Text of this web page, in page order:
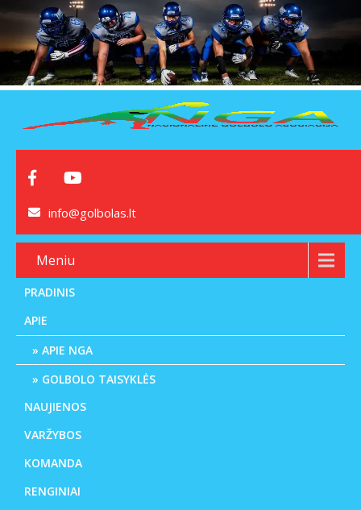
info@golbolas.lt
Meniu
PRADINIS
APIE
APIE NGA
GOLBOLO TAISYKLĖS
NAUJIENOS
VARŽYBOS
KOMANDA
RENGINIAI